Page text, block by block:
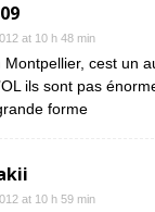
at 10 h 48 min
Montpellier, cest un
ils sont pas
forme
at 10 h 59 min